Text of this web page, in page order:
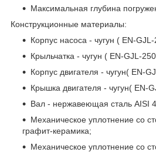
Максимальная глубина
Конструкционные материалы:
Корпус насоса - чугун ( EN-
Крыльчатка - чугун ( EN-GJL-
Корпус двигателя - чугун( EN-
Крышка двигателя - чугун( EN-
Вал - нержавеющая сталь AISI
Механическое уплотнение со
графит-керамика;
Механическое уплотнение со